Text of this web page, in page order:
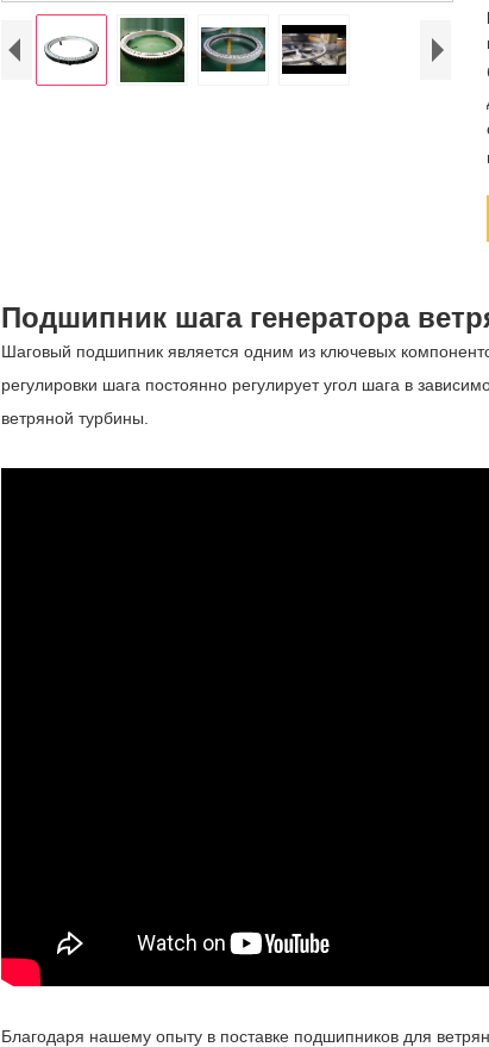
Подшипник шага генератора
Шаговый подшипник является одним из ключевых
регулировки шага постоянно регулирует угол шага в
ветряной турбины.
Благодаря нашему опыту в поставке подшипников для